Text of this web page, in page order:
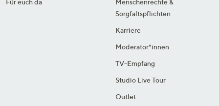
Für euch da
Menschenrechte &
Sorgfaltspflichten
Karriere
Moderator*innen
TV-Empfang
Studio Live Tour
Outlet